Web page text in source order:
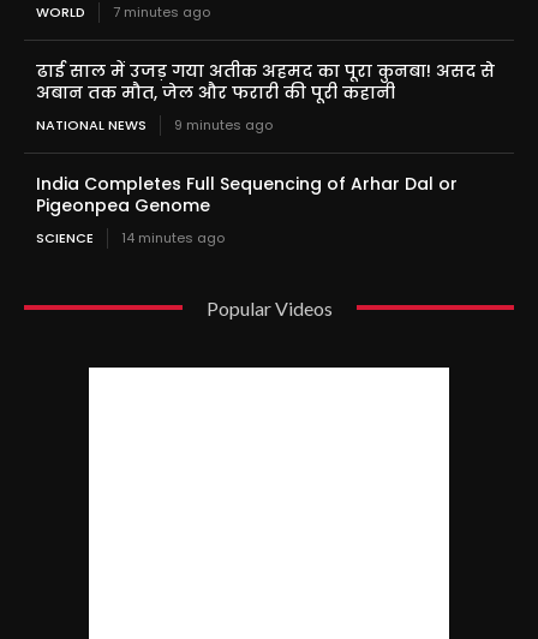
WORLD 7 minutes ago
ढाई साल में उजड़ गया अतीक अहमद का पूरा कुनबा! असद से
अबान तक मौत, जेल और फरारी की पूरी कहानी
NATIONAL NEWS 9 minutes ago
India Completes Full Sequencing of Arhar Dal or
Pigeonpea Genome
SCIENCE 14 minutes ago
Popular Videos